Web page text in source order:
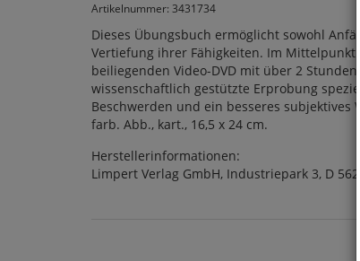
Artikelnummer: 3431734
Dieses Übungsbuch ermöglicht sowohl
Vertiefung ihrer Fähigkeiten. Im
beiliegenden Video-DVD mit über 2
wissenschaftlich gestützte Erprobung
Beschwerden und ein besseres subjektives
farb. Abb., kart., 16,5 x 24 cm.
Herstellerinformationen:
Limpert Verlag GmbH, Industriepark 3, D